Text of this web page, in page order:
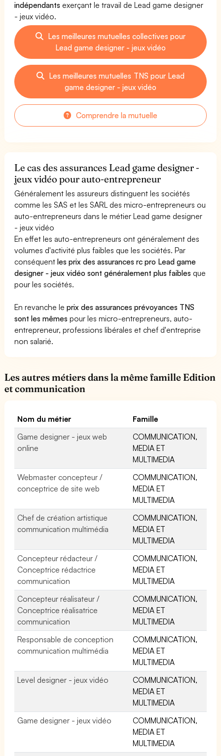
indépendants exerçant le travail de Lead game designer
- jeux vidéo.
Les meilleures mutuelles collectives pour
Lead game designer - jeux vidéo
Les meilleures mutuelles TNS pour Lead
game designer - jeux vidéo
Comprendre la mutuelle
Le cas des assurances Lead game designer -
jeux vidéo pour auto-entrepreneur
Généralement les assureurs distinguent les sociétés
comme les SAS et les SARL des micro-entrepreneurs ou
auto-entrepreneurs dans le métier Lead game designer
- jeux vidéo
En effet les auto-entrepreneurs ont généralement des
volumes d'activité plus faibles que les sociétés. Par
conséquentles prix des assurances rc pro Lead game
designer - jeux vidéo sont généralement plus faibles que
pour les sociétés.
En revanche leprix des assurances prévoyances TNS
sont les mêmes pour les micro-entrepreneurs, auto-
entrepreneur, professions libérales et chef d'entreprise
non salarié.
Les autres métiers dans la même famille Edition
et communication
Nom du métier
Famille
Game designer - jeux web
online
COMMUNICATION,
MEDIA ET
MULTIMEDIA
Webmaster concepteur /
conceptrice de site web
COMMUNICATION,
MEDIA ET
MULTIMEDIA
Chef de création artistique
communication multimédia
COMMUNICATION,
MEDIA ET
MULTIMEDIA
Concepteur rédacteur /
Conceptrice rédactrice
communication
COMMUNICATION,
MEDIA ET
MULTIMEDIA
Concepteur réalisateur /
Conceptrice réalisatrice
communication
COMMUNICATION,
MEDIA ET
MULTIMEDIA
Responsable de conception
communication multimédia
COMMUNICATION,
MEDIA ET
MULTIMEDIA
Level designer - jeux vidéo
COMMUNICATION,
MEDIA ET
MULTIMEDIA
Game designer - jeux vidéo
COMMUNICATION,
MEDIA ET
MULTIMEDIA